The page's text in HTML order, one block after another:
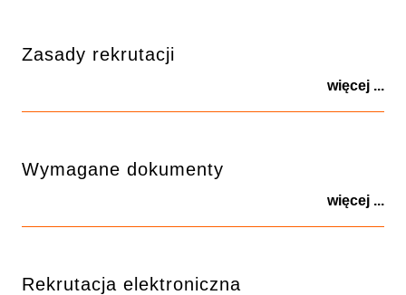
Zasady rekrutacji
więcej ...
Wymagane dokumenty
więcej ...
Rekrutacja elektroniczna